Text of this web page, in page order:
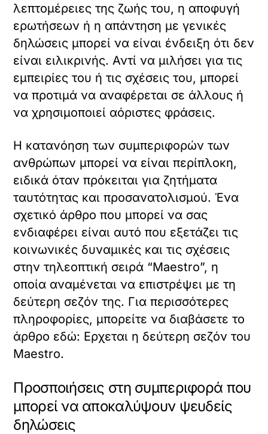
λεπτομέρειες της ζωής του, η αποφυγή
ερωτήσεων ή η απάντηση με γενικές
δηλώσεις μπορεί να είναι ένδειξη ότι δεν
είναι ειλικρινής. Αντί να μιλήσει για τις
εμπειρίες του ή τις σχέσεις του, μπορεί
να προτιμά να αναφέρεται σε άλλους ή
να χρησιμοποιεί αόριστες φράσεις.
Η κατανόηση των συμπεριφορών των
ανθρώπων μπορεί να είναι περίπλοκη,
ειδικά όταν πρόκειται για ζητήματα
ταυτότητας και προσανατολισμού. Ένα
σχετικό άρθρο που μπορεί να σας
ενδιαφέρει είναι αυτό που εξετάζει τις
κοινωνικές δυναμικές και τις σχέσεις
στην τηλεοπτική σειρά “Maestro”, η
οποία αναμένεται να επιστρέψει με τη
δεύτερη σεζόν της. Για περισσότερες
πληροφορίες, μπορείτε να διαβάσετε το
άρθρο εδώ: Ερχεται η δεύτερη σεζόν του
Maestro.
Προσποιήσεις στη συμπεριφορά που
μπορεί να αποκαλύψουν ψευδείς
δηλώσεις